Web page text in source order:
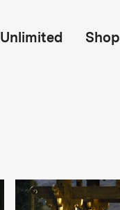
Unlimited Shop